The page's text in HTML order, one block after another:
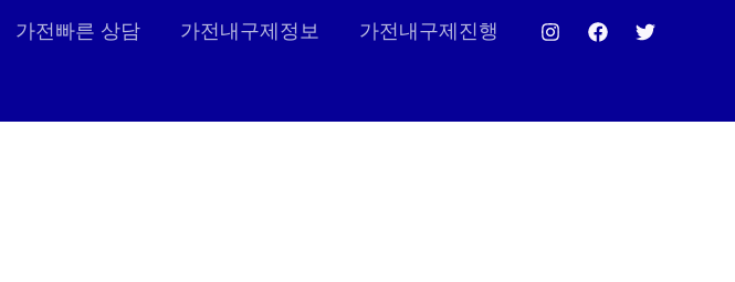
가전빠른 상담 가전내구제정보 가전내구제진행